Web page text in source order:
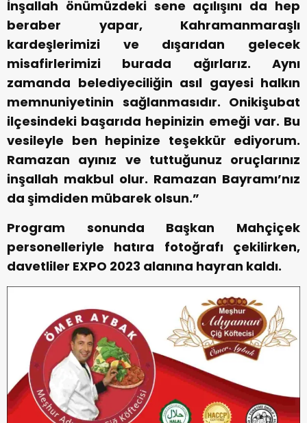
İnşallah önümüzdeki sene açılışını da hep
beraber yapar, Kahramanmaraşlı
kardeşlerimizi ve dışarıdan gelecek
misafirlerimizi burada ağırlarız. Aynı
zamanda belediyeciliğin asıl gayesi halkın
memnuniyetinin sağlanmasıdır. Onikişubat
ilçesindeki başarıda hepinizin emeği var. Bu
vesileyle ben hepinize teşekkür ediyorum.
Ramazan ayınız ve tuttuğunuz oruçlarınız
inşallah makbul olur. Ramazan Bayramı’nız
da şimdiden mübarek olsun.”
Program sonunda Başkan Mahçiçek
personelleriyle hatıra fotoğrafı çekilirken,
davetliler EXPO 2023 alanına hayran kaldı.